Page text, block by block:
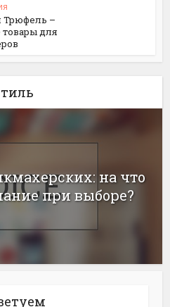
Трюфель –
для
на что
при выборе?